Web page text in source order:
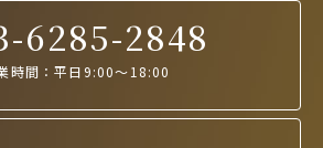
6285-2848
時間：平日9:00～18:00